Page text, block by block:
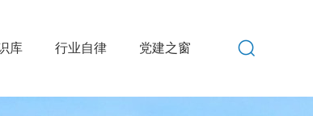
库 行业自律 党建之窗